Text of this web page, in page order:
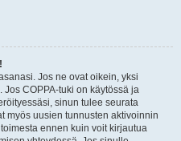
Jos ne ovat oikein, yksi
COPPA-tuki on käytössä ja
sinun tulee seurata
myös uusien tunnusten aktivoinnin
ennen kuin voit kirjautua